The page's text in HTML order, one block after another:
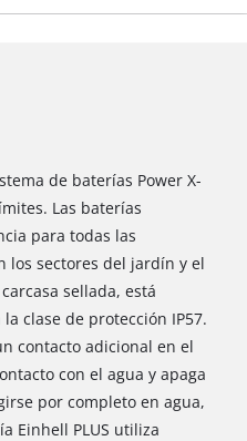
de baterías Power X-
Las baterías
para todas las
los sectores del jardín y el
sellada, está
clase de protección IP57.
contacto adicional en el
con el agua y apaga
por completo en agua,
Einhell PLUS utiliza